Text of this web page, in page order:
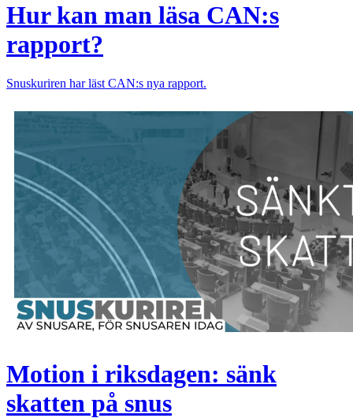
Hur kan man läsa CAN:s
rapport?
Snuskuriren har läst CAN:s nya rapport.
Motion i riksdagen: sänk
skatten på snus